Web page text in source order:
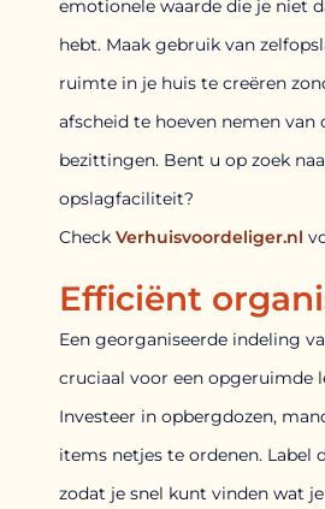
emotionele waarde die je niet
hebt. Maak gebruik van
ruimte in je huis te creëren
afscheid te hoeven nemen van
bezittingen. Bent u op zoek
opslagfaciliteit?
Check Verhuisvoordeliger.nl
Efficiënt
Een georganiseerde indeling
cruciaal voor een opgeruimde
Investeer in opbergdozen,
items netjes te ordenen. Label
zodat je snel kunt vinden wat